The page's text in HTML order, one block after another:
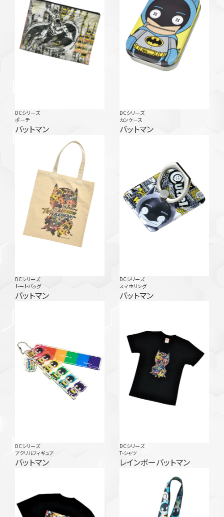
DCシリーズ
ポーチ
バットマン
DCシリーズ
カンケース
バットマン
DCシリーズ
トートバッグ
バットマン
DCシリーズ
スマホリング
バットマン
DCシリーズ
アクリルフィギュア
バットマン
DCシリーズ
T-シャツ
レインボーバットマン